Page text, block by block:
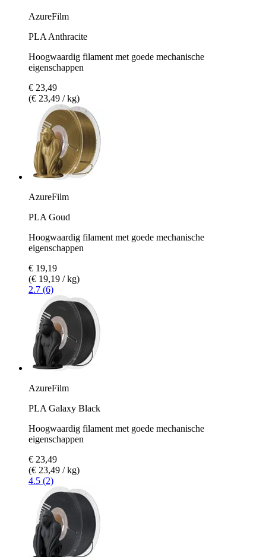
AzureFilm
PLA Anthracite
Hoogwaardig filament met goede mechanische
eigenschappen
€ 23,49
(€ 23,49 / kg)
AzureFilm
PLA Goud
Hoogwaardig filament met goede mechanische
eigenschappen
€ 19,19
(€ 19,19 / kg)
2.7 (6)
AzureFilm
PLA Galaxy Black
Hoogwaardig filament met goede mechanische
eigenschappen
€ 23,49
(€ 23,49 / kg)
4.5 (2)